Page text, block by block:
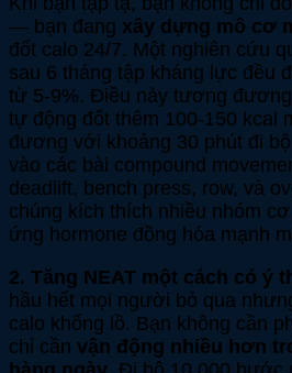
— bạn đang xây dựng mô cơ
đốt calo 24/7. Một nghiên cứu
sau 6 tháng tập kháng lực đều
từ 5-9%. Điều này tương
tự động đốt thêm 100-150 kcal
đương với khoảng 30 phút đi
vào các bài compound
deadlift, bench press, row, và
chúng kích thích nhiều nhóm
ứng hormone đồng hóa mạnh
2. Tăng NEAT một cách có ý
hầu hết mọi người bỏ qua
calo khổng lồ. Bạn không cần
chỉ cần vận động nhiều hơn